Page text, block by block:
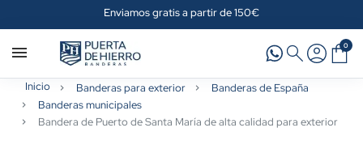
Enviamos gratis a partir de 150€
0
Inicio Banderas para exterior
Banderas de España
Banderas municipales
Bandera de Puerto de Santa María de alta calidad para exterior